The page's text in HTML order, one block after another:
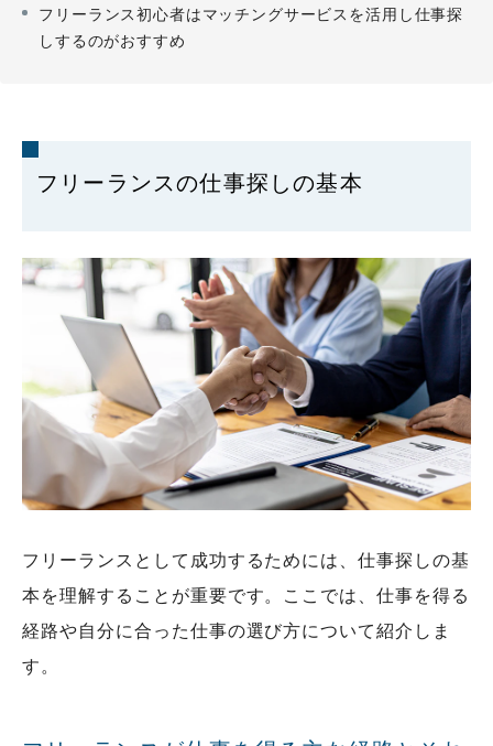
フリーランス初心者はマッチングサービスを活用し仕事探
しするのがおすすめ
フリーランスの仕事探しの基本
フリーランスとして成功するためには、仕事探しの基
本を理解することが重要です。ここでは、仕事を得る
経路や自分に合った仕事の選び方について紹介しま
す。